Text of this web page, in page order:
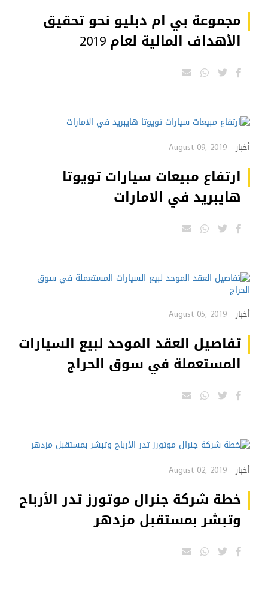
مجموعة بي ام دبليو نحو تحقيق
الأهداف المالية لعام 2019
أخبار August 09, 2019
ارتفاع مبيعات سيارات تويوتا
هايبريد في الامارات
أخبار August 05, 2019
تفاصيل العقد الموحد لبيع السيارات
المستعملة في سوق الحراج
أخبار August 02, 2019
خطة شركة جنرال موتورز تدر الأرباح
وتبشر بمستقبل مزدهر